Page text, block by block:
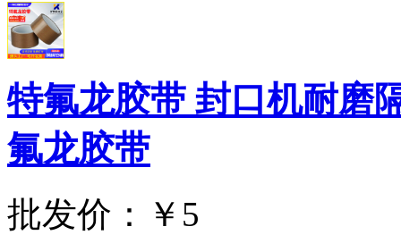
特氟龙胶带 封口机耐磨
氟龙胶带
批发价：
￥5